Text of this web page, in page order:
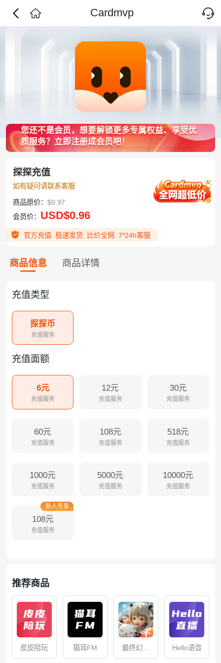
Cardmvp
您还不是会员，想要解锁更多专属权益、享受优
质服务？立即注册成会员吧！
探探充值
如有疑问请联系客服
商品原价：$0.97
会员价： USD$0.96
官方充值. 极速发货. 比价全网. 7*24h客服
商品信息 商品详情
充值类型
探探币
充值服务
充值面额
6元
充值服务
12元
充值服务
30元
充值服务
60元
充值服务
108元
充值服务
518元
充值服务
1000元
充值服务
5000元
充值服务
10000元
充值服务
108元
新人专享
充值服务
推荐商品
皮皮陪玩 猫耳FM
最终幻想
14：水晶世
Hello语音